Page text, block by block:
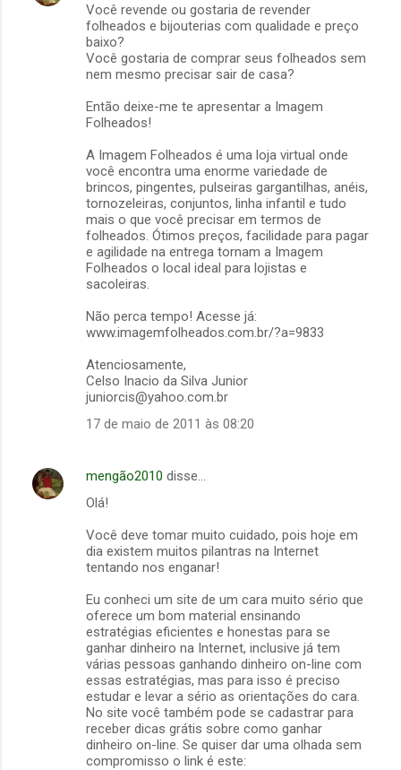
Você revende ou gostaria de revender
folheados e bijouterias com qualidade e preço
baixo?
Você gostaria de comprar seus folheados sem
nem mesmo precisar sair de casa?
Então deixe-me te apresentar a Imagem
Folheados!
A Imagem Folheados é uma loja virtual onde
você encontra uma enorme variedade de
brincos, pingentes, pulseiras gargantilhas, anéis,
tornozeleiras, conjuntos, linha infantil e tudo
mais o que você precisar em termos de
folheados. Ótimos preços, facilidade para pagar
e agilidade na entrega tornam a Imagem
Folheados o local ideal para lojistas e
sacoleiras.
Não perca tempo! Acesse já:
www.imagemfolheados.com.br/?a=9833
Atenciosamente,
Celso Inacio da Silva Junior
juniorcis@yahoo.com.br
17 de maio de 2011 às 08:20
mengão2010 disse…
Olá!
Você deve tomar muito cuidado, pois hoje em
dia existem muitos pilantras na Internet
tentando nos enganar!
Eu conheci um site de um cara muito sério que
oferece um bom material ensinando
estratégias eficientes e honestas para se
ganhar dinheiro na Internet, inclusive já tem
várias pessoas ganhando dinheiro on-line com
essas estratégias, mas para isso é preciso
estudar e levar a sério as orientações do cara.
No site você também pode se cadastrar para
receber dicas grátis sobre como ganhar
dinheiro on-line. Se quiser dar uma olhada sem
compromisso o link é este: